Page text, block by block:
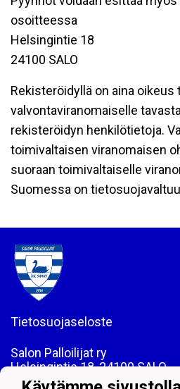
osoitteessa
Helsingintie 18
24100 SALO
Rekisteröidyllä on aina oikeus
valvontaviranomaiselle
rekisteröidyn henkilötietoja.
toimivaltaisen viranomaisen
suoraan toimivaltaiselle
Suomessa on
Tietosuojaseloste
Salon Palloilijat ry
Helsingintie 18, 24100 SALO
Puh: 044 - 7060234